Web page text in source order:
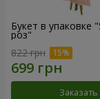
Букет в упаковке
роз"
822 грн
Заказать